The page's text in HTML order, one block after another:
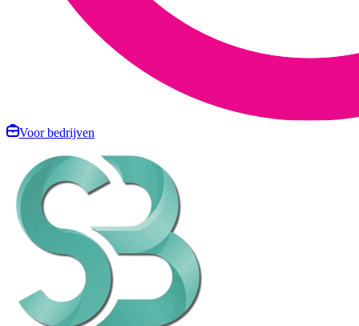
Voor bedrijven